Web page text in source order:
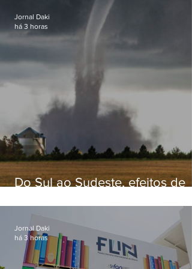
Do Sul ao Sudeste, efeitos de
apreensão na população
Jornal Daki
há 3 horas
Jornal Daki
há 3 horas